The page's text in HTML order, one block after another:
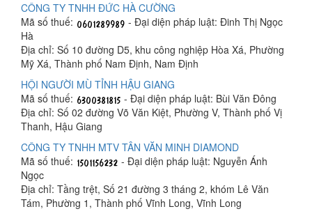
CÔNG TY TNHH ĐỨC HÀ CƯỜNG
Mã số thuế:
- Đại diện pháp luật: Đinh Thị Ngọc
Hà
Địa chỉ: Số 10 đường D5, khu công nghiệp Hòa Xá, Phường
Mỹ Xá, Thành phố Nam Định, Nam Định
HỘI NGƯỜI MÙ TỈNH HẬU GIANG
Mã số thuế:
- Đại diện pháp luật: Bùi Văn Đông
Địa chỉ: Số 02 đường Võ Văn Kiệt, Phường V, Thành phố Vị
Thanh, Hậu Giang
CÔNG TY TNHH MTV TÂN VĂN MINH DIAMOND
Mã số thuế:
- Đại diện pháp luật: Nguyễn Ánh
Ngọc
Địa chỉ: Tầng trệt, Số 21 đường 3 tháng 2, khóm Lê Văn
Tám, Phường 1, Thành phố Vĩnh Long, Vĩnh Long